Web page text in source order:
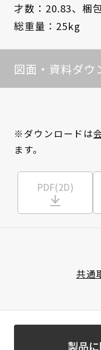
才数：20.83、 梱
総重量：25kg
図面・資料ダウ
※ダウンロードは
ます。
PDF(2D)
共通
製品